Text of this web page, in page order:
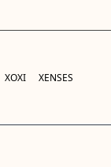
XOXI XENSES